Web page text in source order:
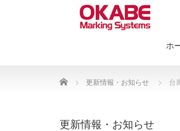
ホ
Home 更新情報・お知らせ 台
更新情報・お知らせ